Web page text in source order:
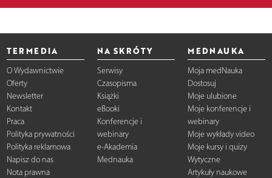
TERMEDIA
O Wydawnictwie
Oferty
Newsletter
Kontakt
Praca
Polityka prywatności
Polityka reklamowa
Napisz do nas
Nota prawna
NA SKRÓTY
Serwisy
Czasopisma
Książki
eBooki
Konferencje i
webinary
e-Akademia
Mednauka
MEDNAUKA
Moja medNauka
Dostosuj
Moje ulubione
Moje konferencje i
webinary
Moje wykłady video
Moje kursy i quizy
Wytyczne
Artykuły naukowe